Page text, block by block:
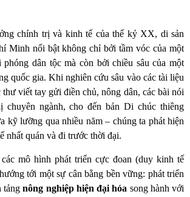
chính trị và kinh tế của thế kỷ XX, di sản
Minh nổi bật không chỉ bởi tầm vóc của một
phóng dân tộc mà còn bởi chiều sâu của một
quốc gia. Khi nghiên cứu sâu vào các tài liệu
viết tay gửi điền chủ, nông dân, các bài nói
chuyên ngành, cho đến bản Di chúc thiêng
kỹ lưỡng qua nhiều năm – chúng ta phát hiện
nhất quán và đi trước thời đại.
mô hình phát triển cực đoan (duy kinh tế
tới một sự cân bằng bền vững: phát triển
tảngnông nghiệp hiện đại hóa song hành với